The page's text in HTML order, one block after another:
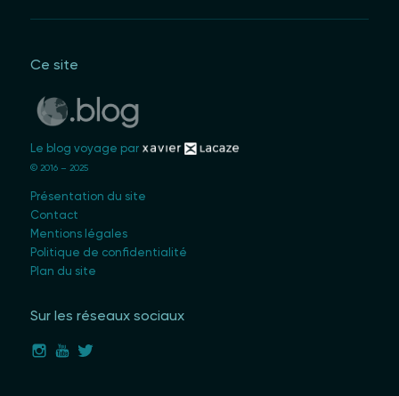
Ce site
Le blog voyage par
© 2016 – 2025
Présentation du site
Contact
Mentions légales
Politique de confidentialité
Plan du site
Sur les réseaux sociaux